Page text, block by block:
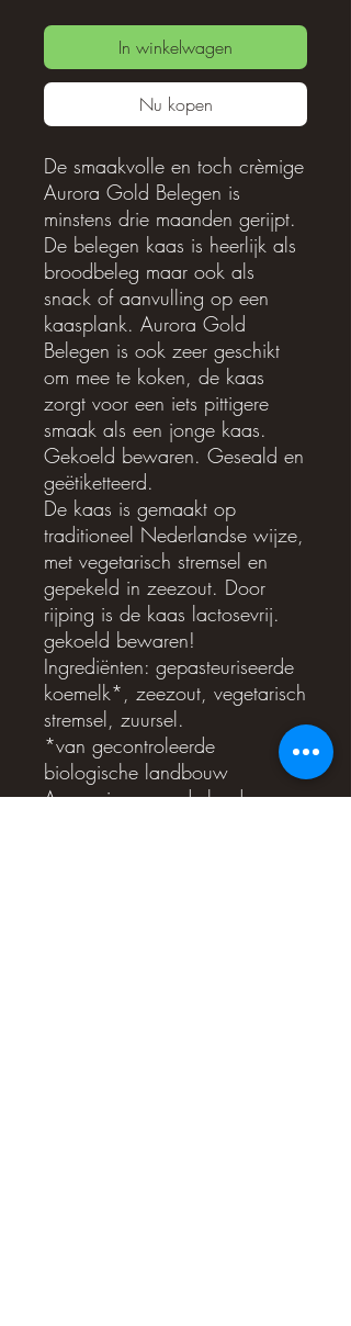
In winkelwagen
Nu kopen
De smaakvolle en toch crèmige
Aurora Gold Belegen is
minstens drie maanden gerijpt.
De belegen kaas is heerlijk als
broodbeleg maar ook als
snack of aanvulling op een
kaasplank. Aurora Gold
Belegen is ook zeer geschikt
om mee te koken, de kaas
zorgt voor een iets pittigere
smaak als een jonge kaas.
Gekoeld bewaren. Geseald en
geëtiketteerd.
De kaas is gemaakt op
traditioneel Nederlandse wijze,
met vegetarisch stremsel en
gepekeld in zeezout. Door
rijping is de kaas lactosevrij.
gekoeld bewaren!
Ingrediënten: gepasteuriseerde
koemelk*, zeezout, vegetarisch
stremsel, zuursel.
*van gecontroleerde
biologische landbouw
Aurora is een nederlands